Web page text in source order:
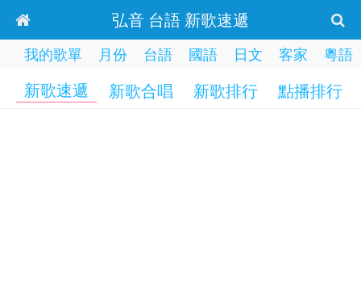
弘音 台語 新歌速遞
我的歌單 月份 台語 國語 日文 客家 粵語
新歌速遞 新歌合唱 新歌排行 點播排行